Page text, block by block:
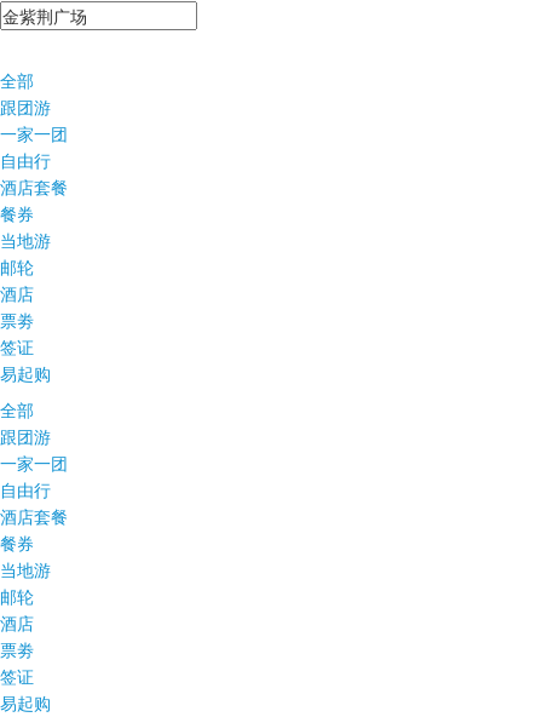
全部
跟团游
一家一团
自由行
酒店套餐
餐券
当地游
邮轮
酒店
票劵
签证
易起购
全部
跟团游
一家一团
自由行
酒店套餐
餐券
当地游
邮轮
酒店
票劵
签证
易起购